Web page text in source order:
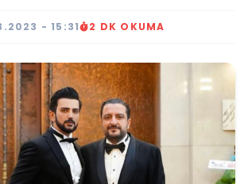
- 15:31 2 DK OKUMA